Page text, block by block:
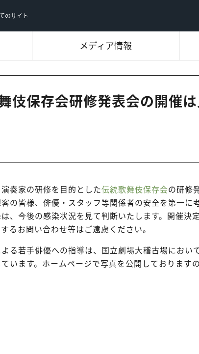
のサイト
メディア情報
伎保存会研修発表会の開催
奏家の研修を目的とした伝統歌舞伎保存会の研修
の皆様、俳優・スタッフ等関係者の安全を第一に
、今後の感染状況を見て判断いたします。開催決
るお問い合わせ等はご遠慮ください。
る若手俳優への指導は、国立劇場大稽古場におい
います。ホームページで写真を公開しております